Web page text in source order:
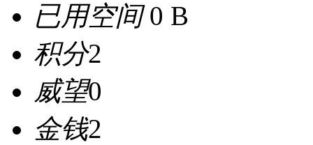
已用空间0 B
积分2
威望0
金钱2